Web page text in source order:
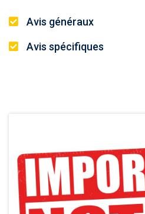
Avis généraux
Avis spécifiques